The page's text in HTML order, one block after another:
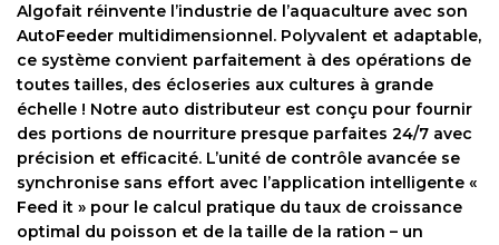
Algofait réinvente l’industrie de l’aquaculture avec son
AutoFeeder multidimensionnel. Polyvalent et adaptable,
ce système convient parfaitement à des opérations de
toutes tailles, des écloseries aux cultures à grande
échelle ! Notre auto distributeur est conçu pour fournir
des portions de nourriture presque parfaites 24/7 avec
précision et efficacité. L’unité de contrôle avancée se
synchronise sans effort avec l’application intelligente «
Feed it » pour le calcul pratique du taux de croissance
optimal du poisson et de la taille de la ration – un